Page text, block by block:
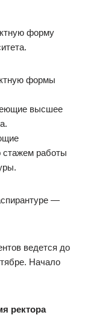
форму
формы
высшее
стажем работы
—
ведется до
Начало
ректора